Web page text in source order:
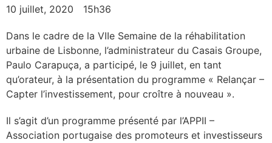
10 juillet, 2020 15h36
Dans le cadre de la VIIe Semaine de la réhabilitation
urbaine de Lisbonne, l’administrateur du Casais Groupe,
Paulo Carapuça, a participé, le 9 juillet, en tant
qu’orateur, à la présentation du programme « Relançar –
Capter l’investissement, pour croître à nouveau ».
Il s’agit d’un programme présenté par l’APPII –
Association portugaise des promoteurs et investisseurs